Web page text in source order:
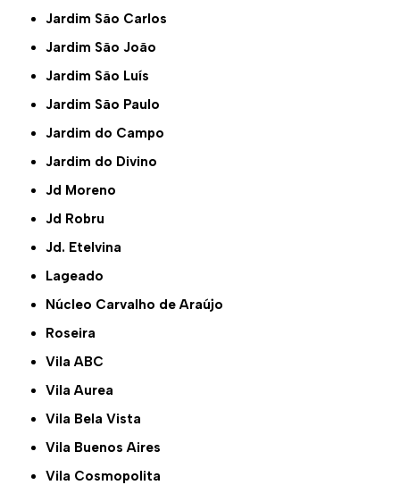
Jardim São Carlos
Jardim São João
Jardim São Luís
Jardim São Paulo
Jardim do Campo
Jardim do Divino
Jd Moreno
Jd Robru
Jd. Etelvina
Lageado
Núcleo Carvalho de Araújo
Roseira
Vila ABC
Vila Aurea
Vila Bela Vista
Vila Buenos Aires
Vila Cosmopolita